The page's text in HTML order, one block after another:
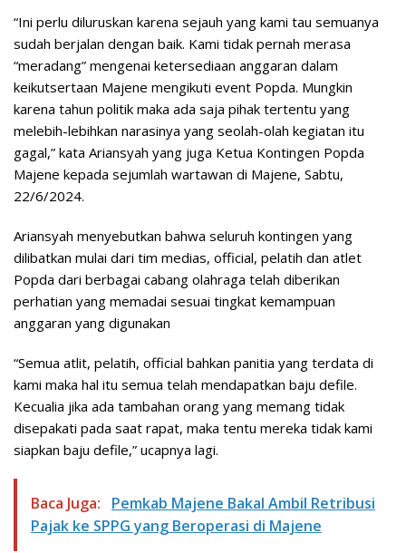
“Ini perlu diluruskan karena sejauh yang kami tau semuanya
sudah berjalan dengan baik. Kami tidak pernah merasa
“meradang” mengenai ketersediaan anggaran dalam
keikutsertaan Majene mengikuti event Popda. Mungkin
karena tahun politik maka ada saja pihak tertentu yang
melebih-lebihkan narasinya yang seolah-olah kegiatan itu
gagal,” kata Ariansyah yang juga Ketua Kontingen Popda
Majene kepada sejumlah wartawan di Majene, Sabtu,
22/6/2024.
Ariansyah menyebutkan bahwa seluruh kontingen yang
dilibatkan mulai dari tim medias, official, pelatih dan atlet
Popda dari berbagai cabang olahraga telah diberikan
perhatian yang memadai sesuai tingkat kemampuan
anggaran yang digunakan
“Semua atlit, pelatih, official bahkan panitia yang terdata di
kami maka hal itu semua telah mendapatkan baju defile.
Kecualia jika ada tambahan orang yang memang tidak
disepakati pada saat rapat, maka tentu mereka tidak kami
siapkan baju defile,” ucapnya lagi.
Baca Juga:
Pemkab Majene Bakal Ambil Retribusi
Pajak ke SPPG yang Beroperasi di Majene